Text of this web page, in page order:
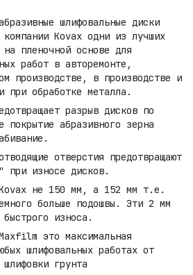
шлифовальные диски
Kovax одни из лучших
на пленочной основе для
работ в авторемонте,
производстве, в производстве и
при обработке металла.
разрыв дисков по
покрытие абразивного зерна
отверстия предотвращают
при износе дисков.
не 150 мм, а 152 мм т.е.
больше подошвы. Эти 2 мм
износа.
это максимальная
шлифовальных работах от
грунта